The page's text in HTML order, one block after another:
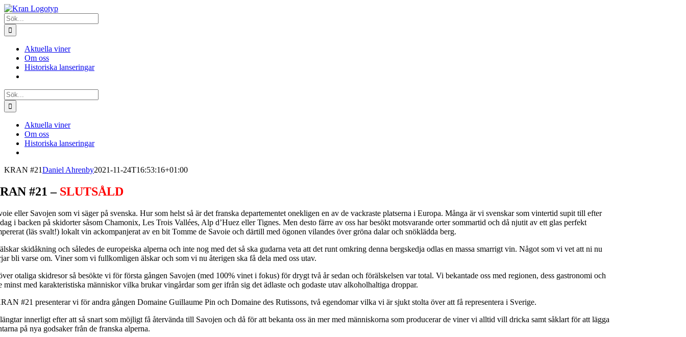
Fortsätt
till
innehållet
Sök
efter:
Aktuella viner
Om oss
Historiska lanseringar
Sök
efter:
Aktuella viner
Om oss
Historiska lanseringar
KRAN #21Daniel Ahrenby2021-11-24T16:53:16+01:00
#21 – SLUTSÅLD
eller Savojen som vi säger på svenska. Hur som helst så är det franska departementet onekligen en av de vackraste platserna i Europa. Många är vi svenskar som vintertid supit till efter
i backen på skidorter såsom Chamonix, Les Trois Vallées, Alp d’Huez eller Tignes. Men desto färre av oss har besökt motsvarande orter sommartid och då njutit av ett glas perfekt
(läs svalt!) lokalt vin ackompanjerat av en bit Tomme de Savoie och därtill med ögonen vilandes över gröna dalar och snöklädda berg.
skidåkning och således de europeiska alperna och inte nog med det så ska gudarna veta att det runt omkring denna bergskedja odlas en massa smarrigt vin. Något som vi vet att ni nu
bli varse om. Viner som vi fullkomligen älskar och som vi nu återigen ska få dela med oss utav.
otaliga skidresor så besökte vi för första gången Savojen (med 100% vinet i fokus) för drygt två år sedan och förälskelsen var total. Vi bekantade oss med regionen, dess gastronomi och
minst med karakteristiska människor vilka brukar vingårdar som ger ifrån sig det ädlaste och godaste utav alkoholhaltiga droppar.
#21 presenterar vi för andra gången Domaine Guillaume Pin och Domaine des Rutissons, två egendomar vilka vi är sjukt stolta över att få representera i Sverige.
innerligt efter att så snart som möjligt få återvända till Savojen och då för att bekanta oss än mer med människorna som producerar de viner vi alltid vill dricka samt såklart för att lägga
på nya godsaker från de franska alperna.